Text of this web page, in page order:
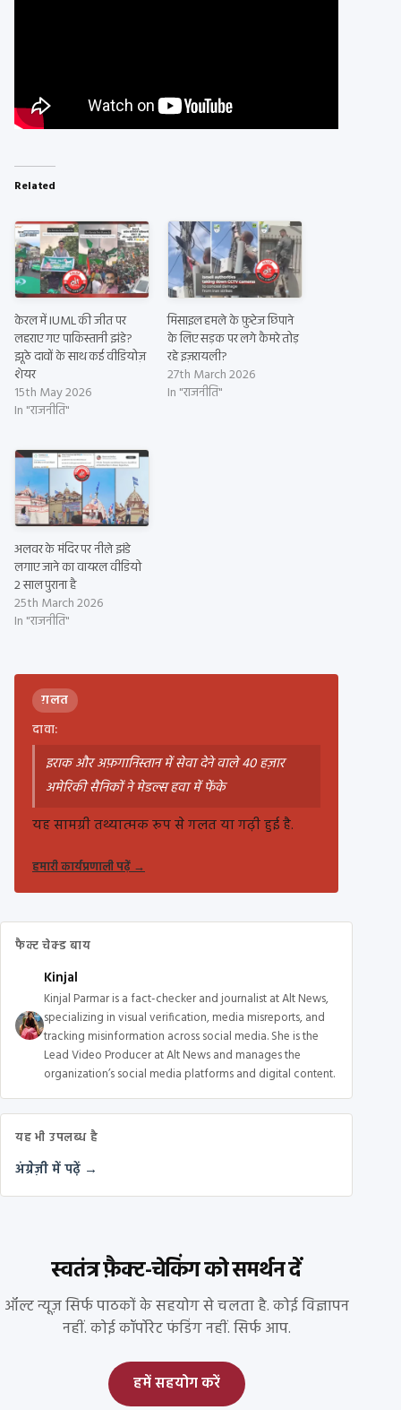
Related
केरल में IUML की जीत पर
लहराए गए पाकिस्तानी झंडे?
झूठे दावों के साथ कई वीडियोज़
शेयर
15th May 2026
In "राजनीति"
मिसाइल हमले के फ़ुटेज छिपाने
के लिए सड़क पर लगे कैमरे तोड़
रहे इज़रायली?
27th March 2026
In "राजनीति"
अलवर के मंदिर पर नीले झंडे
लगाए जाने का वायरल वीडियो
2 साल पुराना है
25th March 2026
In "राजनीति"
ग़लत
दावा:
इराक और अफ़गानिस्तान में सेवा देने वाले 40 हज़ार
अमेरिकी सैनिकों ने मेडल्स हवा में फेंके
यह सामग्री तथ्यात्मक रूप से गलत या गढ़ी हुई है.
हमारी कार्यप्रणाली पढ़ें→
फैक्ट चेक्ड बाय
Kinjal
Kinjal Parmar is a fact-checker and journalist at Alt News,
specializing in visual verification, media misreports, and
tracking misinformation across social media. She is the
Lead Video Producer at Alt News and manages the
organization’s social media platforms and digital content.
यह भी उपलब्ध है
अंग्रेज़ी में पढ़ें →
स्वतंत्र फ़ैक्ट-चेकिंग को समर्थन दें
ऑल्ट न्यूज़ सिर्फ पाठकों के सहयोग से चलता है. कोई विज्ञापन
नहीं. कोई कॉर्पोरेट फंडिंग नहीं. सिर्फ आप.
हमें सहयोग करें